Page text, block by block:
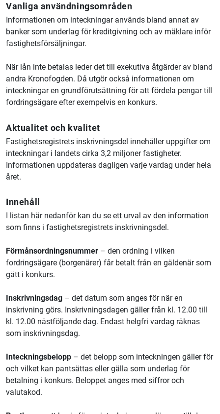
Vanliga användningsområden
Informationen om inteckningar används bland annat av
banker som underlag för kreditgivning och av mäklare inför
fastighetsförsäljningar.
När lån inte betalas leder det till exekutiva åtgärder av bland
andra Kronofogden. Då utgör också informationen om
inteckningar en grundförutsättning för att fördela pengar till
fordringsägare efter exempelvis en konkurs.
Aktualitet och kvalitet
Fastighetsregistrets inskrivningsdel innehåller uppgifter om
inteckningar i landets cirka 3,2 miljoner fastigheter.
Informationen uppdateras dagligen varje vardag under hela
året.
Innehåll
I listan här nedanför kan du se ett urval av den information
som finns i fastighetsregistrets inskrivningsdel.
Förmånsordningsnummer – den ordning i vilken
fordringsägare (borgenärer) får betalt från en gäldenär som
gått i konkurs.
Inskrivningsdag – det datum som anges för när en
inskrivning görs. Inskrivningsdagen gäller från kl. 12.00 till
kl. 12.00 nästföljande dag. Endast helgfri vardag räknas
som inskrivningsdag.
Inteckningsbelopp – det belopp som inteckningen gäller för
och vilket kan pantsättas eller gälla som underlag för
betalning i konkurs. Beloppet anges med siffror och
valutakod.